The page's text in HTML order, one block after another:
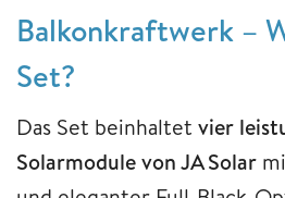
Balkonkraftwerk –
Set?
Das Set beinhaltet vier
Solarmodule von JA Solar